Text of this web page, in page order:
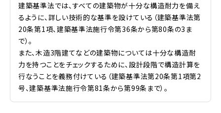
建築基準法では、すべての建築物が十分な構造耐力を備え
るように、詳しい技術的な基準を設けている（建築基準法第
20条第1項、建築基準法施行令第36条から第80条の3ま
で）。
また、木造3階建てなどの建築物については十分な構造耐
力を持つことをチェックするために、設計段階で構造計算を
行なうことを義務付けている（建築基準法第20条第1項第2
号、建築基準法施行令第81条から第99条まで）。